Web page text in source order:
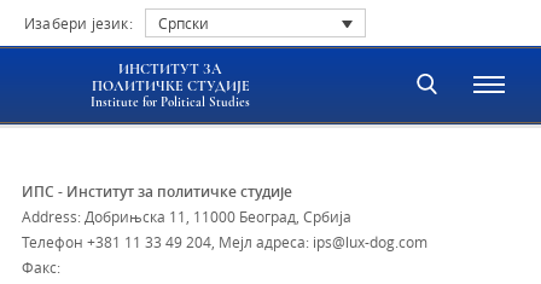
Изабери језик: Српски
ИНСТИТУТ ЗА
ПОЛИТИЧКЕ СТУДИЈЕ
Institute for Political Studies
ИПС - Институт за политичке студије
Address: Добрињска 11, 11000 Београд, Србија
Телефон +381 11 33 49 204 Мејл адреса: ips@lux-dog.com
Факс: